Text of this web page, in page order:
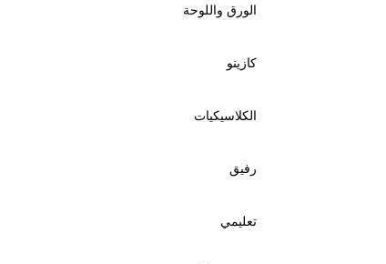
الورق واللوحة
كازينو
الكلاسيكيات
رفيق
تعليمي